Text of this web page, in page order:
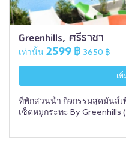
Greenhills, ศรีราชา
เท่านั้น 2599 ฿ 3650 ฿
เพิ่
ที่พักสวนน้ำ กิจกรรมสุดมันส์เ
เซ็ตหมูกระทะ By Greenhills